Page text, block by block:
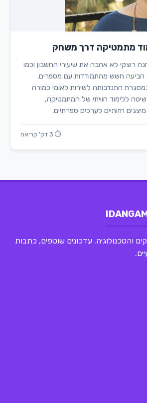
מתמטיקה דרך משחק
רוצקי לא אהבה את שיעורי החשבון וכמו
הביעה חשש מהתמודדות עם מספרים.
התנדבותה לשירות לאומי כמורה
ללימוד חוויתי של המתמטיקה,
חזותיים לערכים ספרתיים.
⏱ 3 דק' קריאה
והטכנולוגיה. עדכונים שוטפים, כתבות